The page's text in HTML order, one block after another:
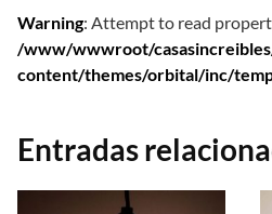
Warning: Attempt to read
/www/wwwroot/
content/themes/orbital/inc/
Entradas